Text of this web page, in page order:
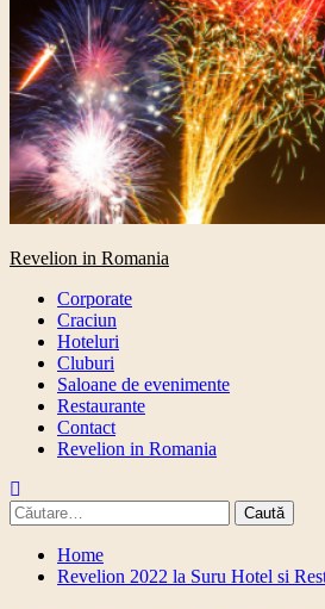
Primary
Revelion in Romania
Corporate
Craciun
Hoteluri
Cluburi
Saloane de evenimente
Restaurante
Contact
Revelion in Romania
Caută
după:
Home
Revelion 2022 la Suru Hotel si